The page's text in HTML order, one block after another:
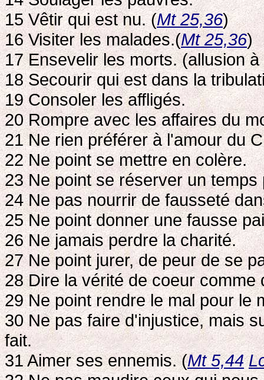
15 Vêtir qui est nu. (Mt 25,36)
16 Visiter les malades.(Mt 25,36)
17 Ensevelir les morts. (allusion à
18 Secourir qui est dans la
19 Consoler les affligés.
20 Rompre avec les affaires du
21 Ne rien préférer à l'amour du
22 Ne point se mettre en colère.
23 Ne point se réserver un
24 Ne pas nourrir de fausseté
25 Ne point donner une fausse
26 Ne jamais perdre la charité.
27 Ne point jurer, de peur de se
28 Dire la vérité de coeur comme
29 Ne point rendre le mal pour le
30 Ne pas faire d'injustice, mais
fait.
31 Aimer ses ennemis. (Mt 5,44